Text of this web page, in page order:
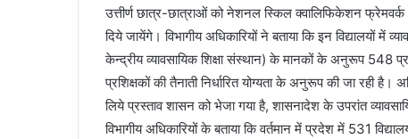
उत्तीर्ण छात्र-छात्राओं को नेशनल स्किल क्वालिफिकेशन
दिये जायेंगे। विभागीय अधिकारियों ने बताया कि इन विद्यालयों में
केन्द्रीय व्यावसायिक शिक्षा संस्थान) के मानकों के अनुरूप 548
प्रशिक्षकों की तैनाती निर्धारित योग्यता के अनुरूप की जा रही है।
लिये प्रस्ताव शासन को भेजा गया है, शासनादेश के उपरांत
विभागीय अधिकारियों के बताया कि वर्तमान में प्रदेश में 531